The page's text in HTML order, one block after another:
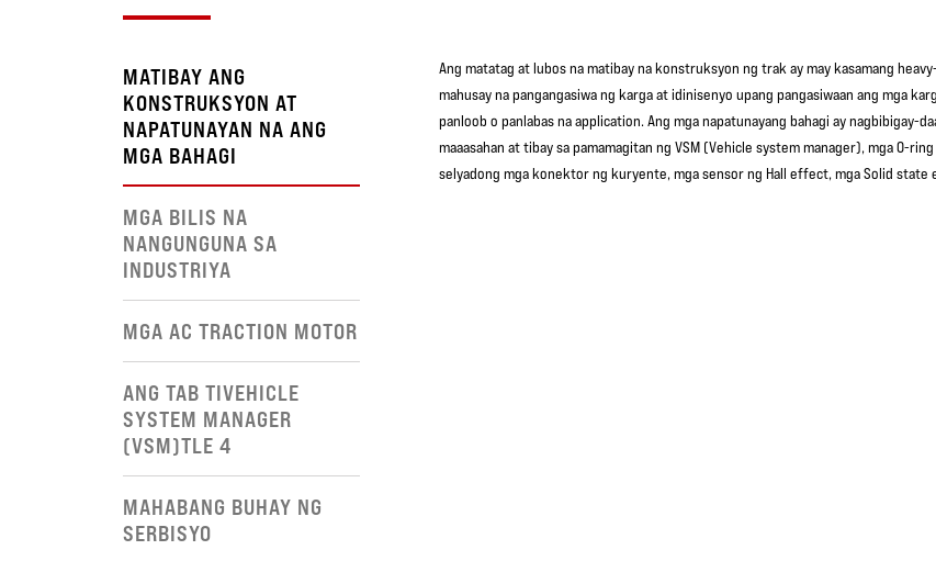
MATIBAY ANG
KONSTRUKSYON AT
NAPATUNAYAN NA ANG
MGA BAHAGI
MGA BILIS NA
NANGUNGUNA SA
INDUSTRIYA
MGA AC TRACTION MOTOR
ANG TAB TIVEHICLE
SYSTEM MANAGER
(VSM)TLE 4
MAHABANG BUHAY NG
SERBISYO
Ang matatag at lubos na matibay na konstruksyon ng trak ay may kasamang
mahusay na pangangasiwa ng karga at idinisenyo upang pangasiwaan ang mga
panloob o panlabas na application. Ang mga napatunayang bahagi ay nagbibigay-
maaasahan at tibay sa pamamagitan ng VSM (Vehicle system manager), mga O-
selyadong mga konektor ng kuryente, mga sensor ng Hall effect, mga Solid state